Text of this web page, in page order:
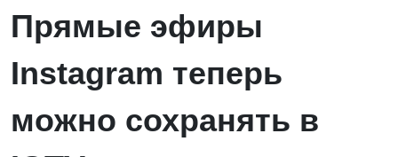
Прямые эфиры
Instagram теперь
можно сохранять в